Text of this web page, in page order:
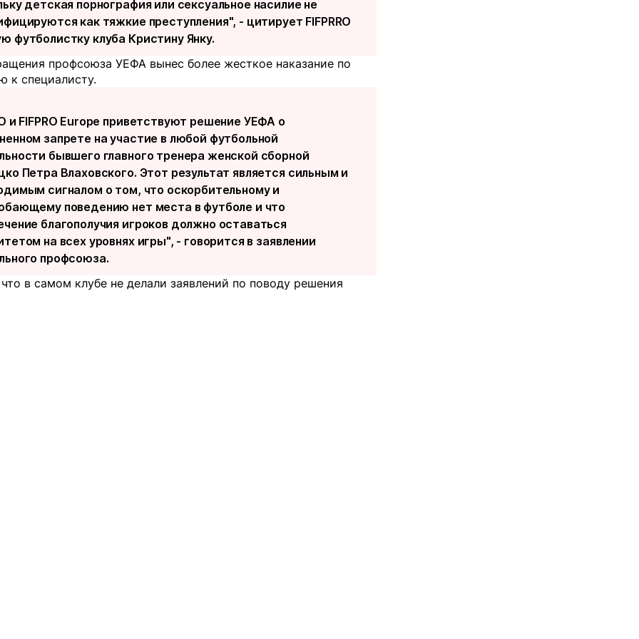
детская порнография или сексуальное насилие не
как тяжкие преступления", - цитирует FIFPRRO
футболистку клуба Кристину Янку.
профсоюза УЕФА вынес более жесткое наказание по
к специалисту.
и FIFPRO Europe приветствуют решение УЕФА о
запрете на участие в любой футбольной
бывшего главного тренера женской сборной
Петра Влаховского. Этот результат является сильным и
сигналом о том, что оскорбительному и
поведению нет места в футболе и что
благополучия игроков должно оставаться
на всех уровнях игры", - говорится в заявлении
профсоюза.
в самом клубе не делали заявлений по поводу решения